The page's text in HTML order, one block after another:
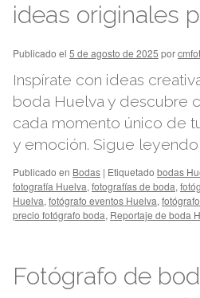
ideas originales
Publicado el 5 de agosto de 2025 por
Inspírate con ideas
boda Huelva y descubre
cada momento único de
y emoción. Sigue leyendo
Publicado en Bodas | Etiquetado bodas
fotografía Huelva, fotografías de boda,
Huelva, fotógrafo eventos Huelva,
precio fotógrafo boda, Reportaje de boda
Fotógrafo de